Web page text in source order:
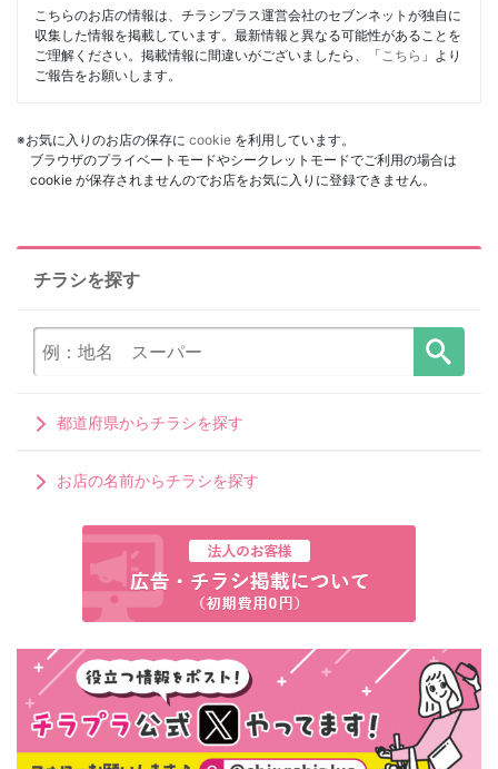
こちらのお店の情報は、チラシプラス運営会社のセブンネットが独自に
収集した情報を掲載しています。最新情報と異なる可能性があることを
ご理解ください。掲載情報に間違いがございましたら、「 こちら 」より
ご報告をお願いします。
※お気に入りのお店の保存に cookie を利用しています。
ブラウザのプライベートモードやシークレットモードでご利用の場合は
cookie が保存されませんのでお店をお気に入りに登録できません。
チラシを探す
都道府県からチラシを探す
お店の名前からチラシを探す